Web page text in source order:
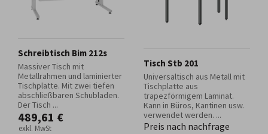
Schreibtisch Bim 212s
Massiver Tisch mit
Metallrahmen und laminierter
Tischplatte. Mit zwei tiefen
abschließbaren Schubladen.
Der Tisch ...
489,61 €
exkl. MwSt
Tisch Stb 201
Universaltisch aus Metall mit
Tischplatte aus
trapezförmigem Laminat.
Kann in Büros, Kantinen usw.
verwendet werden. ...
Preis nach nachfrage